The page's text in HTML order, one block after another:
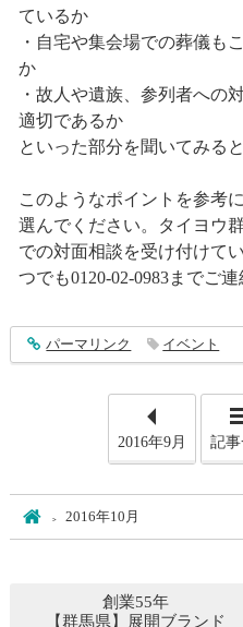
ているか
・自宅や集会場での葬儀も
か
・故人や遺族、参列者への
適切であるか
といった部分を聞いてみる
このようなポイントを参考
選んでください。タイヨウ
での対面相談を受け付けて
つでも0120-02-0983までご連
entry604
パーマリンク イベント
2016年9月 記
ホーム
2016年10月
創業55年
【群馬県】展開ブランド